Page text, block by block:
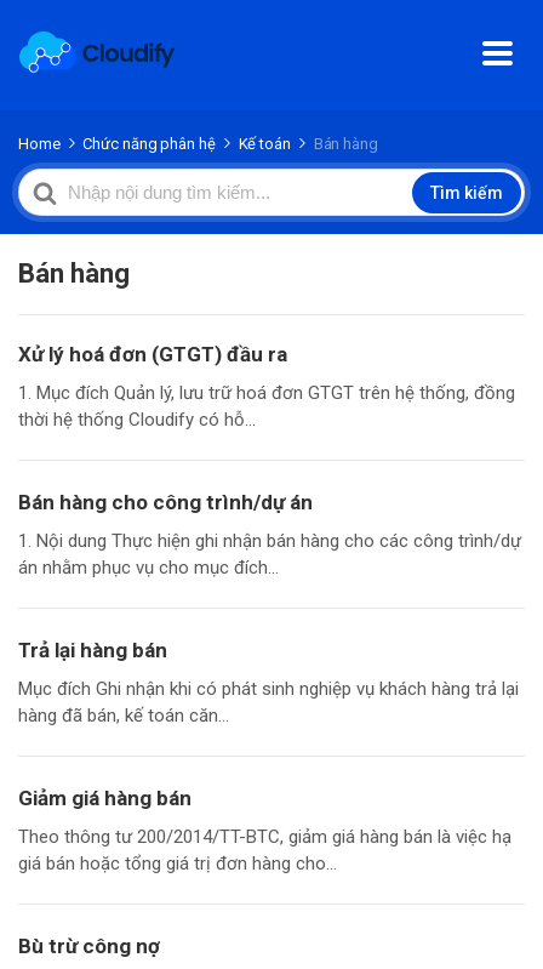
Home Chức năng phân hệ Kế toán Bán hàng
Search
For
Tìm kiếm
Bán hàng
Xử lý hoá đơn (GTGT) đầu ra
1. Mục đích Quản lý, lưu trữ hoá đơn GTGT trên hệ thống, đồng
thời hệ thống Cloudify có hỗ...
Bán hàng cho công trình/dự án
1. Nội dung Thực hiện ghi nhận bán hàng cho các công trình/dự
án nhằm phục vụ cho mục đích...
Trả lại hàng bán
Mục đích Ghi nhận khi có phát sinh nghiệp vụ khách hàng trả lại
hàng đã bán, kế toán căn...
Giảm giá hàng bán
Theo thông tư 200/2014/TT-BTC, giảm giá hàng bán là việc hạ
giá bán hoặc tổng giá trị đơn hàng cho...
Bù trừ công nợ